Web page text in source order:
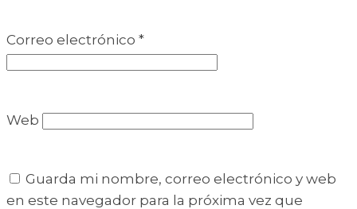
Correo electrónico *
Web
Guarda mi nombre, correo electrónico y web
en este navegador para la próxima vez que